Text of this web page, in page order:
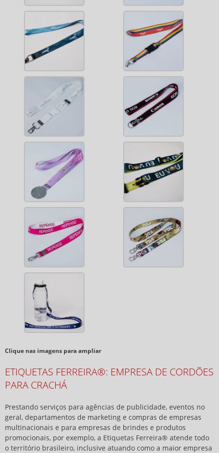
Clique nas imagens para ampliar
ETIQUETAS FERREIRA®: EMPRESA DE CORDÕES
PARA CRACHÁ
Prestando serviços para agências de publicidade, eventos no
geral, departamentos de marketing e compras de empresas
multinacionais e para empresas de brindes e produtos
promocionais, por exemplo, a Etiquetas Ferreira® atende todo
o território brasileiro, inclusive atuando como a maior empresa